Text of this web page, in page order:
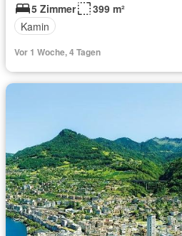
5 Zimmer
399 m²
Kamin
Vor 1 Woche, 4 Tagen